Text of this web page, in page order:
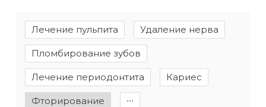
Лечение пульпита Удаление нерва
Пломбирование зубов
Лечение периодонтита Кариес
Фторирование ∙∙∙